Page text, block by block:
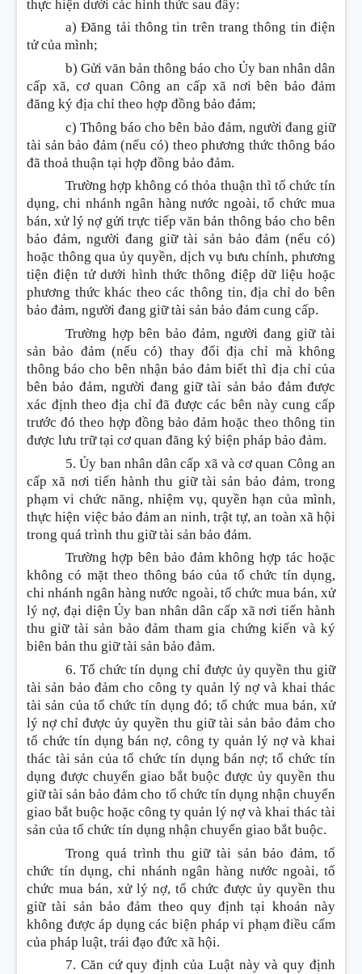
thực hiện dưới các hình thức sau đây:
a) Đăng tải thông tin trên trang thông tin điện
tử của mình;
b) Gửi văn bản thông báo cho Ủy ban nhân dân
cấp xã, cơ quan Công an cấp xã nơi bên bảo đảm
đăng ký địa chỉ theo hợp đồng bảo đảm;
c) Thông báo cho bên bảo đảm, người đang giữ
tài sản bảo đảm (nếu có) theo phương thức thông báo
đã thoả thuận tại hợp đồng bảo đảm.
Trường hợp không có thỏa thuận thì tổ chức tín
dụng, chi nhánh ngân hàng nước ngoài, tổ chức mua
bán, xử lý nợ gửi trực tiếp văn bản thông báo cho bên
bảo đảm, người đang giữ tài sản bảo đảm (nếu có)
hoặc thông qua ủy quyền, dịch vụ bưu chính, phương
tiện điện tử dưới hình thức thông điệp dữ liệu hoặc
phương thức khác theo các thông tin, địa chỉ do bên
bảo đảm, người đang giữ tài sản bảo đảm cung cấp.
Trường hợp bên bảo đảm, người đang giữ tài
sản bảo đảm (nếu có) thay đổi địa chỉ mà không
thông báo cho bên nhận bảo đảm biết thì địa chỉ của
bên bảo đảm, người đang giữ tài sản bảo đảm được
xác định theo địa chỉ đã được các bên này cung cấp
trước đó theo hợp đồng bảo đảm hoặc theo thông tin
được lưu trữ tại cơ quan đăng ký biện pháp bảo đảm.
5. Ủy ban nhân dân cấp xã và cơ quan Công an
cấp xã nơi tiến hành thu giữ tài sản bảo đảm, trong
phạm vi chức năng, nhiệm vụ, quyền hạn của mình,
thực hiện việc bảo đảm an ninh, trật tự, an toàn xã hội
trong quá trình thu giữ tài sản bảo đảm.
Trường hợp bên bảo đảm không hợp tác hoặc
không có mặt theo thông báo của tổ chức tín dụng,
chi nhánh ngân hàng nước ngoài, tổ chức mua bán, xử
lý nợ, đại diện Ủy ban nhân dân cấp xã nơi tiến hành
thu giữ tài sản bảo đảm tham gia chứng kiến và ký
biên bản thu giữ tài sản bảo đảm.
6. Tổ chức tín dụng chỉ được ủy quyền thu giữ
tài sản bảo đảm cho công ty quản lý nợ và khai thác
tài sản của tổ chức tín dụng đó; tổ chức mua bán, xử
lý nợ chỉ được ủy quyền thu giữ tài sản bảo đảm cho
tổ chức tín dụng bán nợ, công ty quản lý nợ và khai
thác tài sản của tổ chức tín dụng bán nợ; tổ chức tín
dụng được chuyển giao bắt buộc được ủy quyền thu
giữ tài sản bảo đảm cho tổ chức tín dụng nhận chuyển
giao bắt buộc hoặc công ty quản lý nợ và khai thác tài
sản của tổ chức tín dụng nhận chuyển giao bắt buộc.
Trong quá trình thu giữ tài sản bảo đảm, tổ
chức tín dụng, chi nhánh ngân hàng nước ngoài, tổ
chức mua bán, xử lý nợ, tổ chức được ủy quyền thu
giữ tài sản bảo đảm theo quy định tại khoản này
không được áp dụng các biện pháp vi phạm điều cấm
của pháp luật, trái đạo đức xã hội.
7. Căn cứ quy định của Luật này và quy định